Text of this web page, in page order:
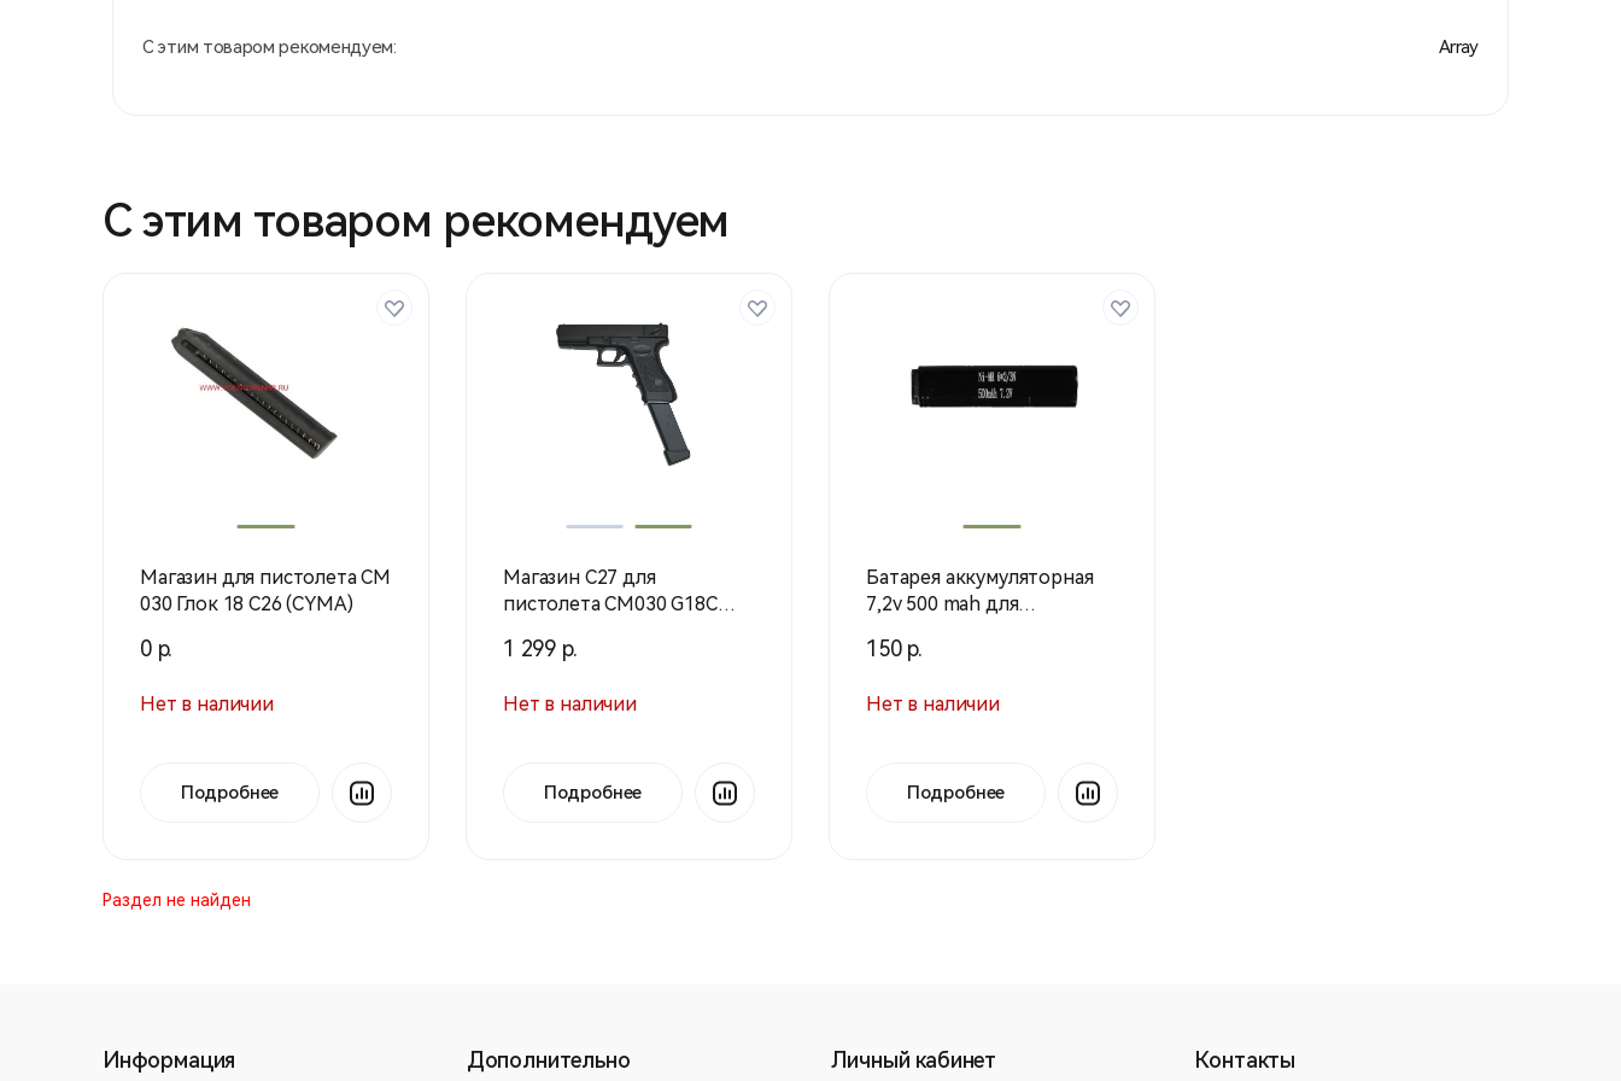
С этим товаром рекомендуем: Array
С этим товаром рекомендуем
Магазин для пистолета СМ
030 Глок 18 С26 (CYMA)
0 р.
Нет в наличии
Подробнее
Магазин С27 для
пистолета СМ030 G18C
1 299 р.
Нет в наличии
Подробнее
Батарея аккумуляторная
7,2v 500 mah для
пистолетов HY-127 (Cyma)
150 р.
Нет в наличии
Подробнее
Раздел не найден
Информация Дополнительно Личный кабинет Контакты